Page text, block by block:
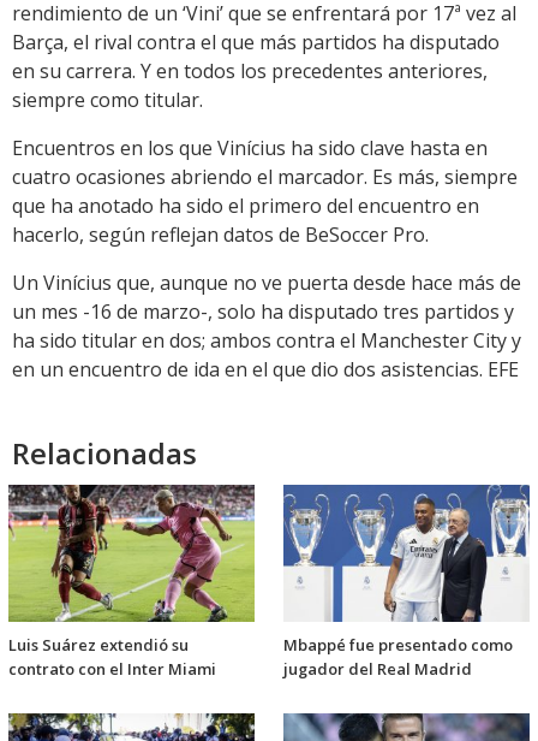
rendimiento de un ‘Vini’ que se enfrentará por 17ª vez al
Barça, el rival contra el que más partidos ha disputado
en su carrera. Y en todos los precedentes anteriores,
siempre como titular.
Encuentros en los que Vinícius ha sido clave hasta en
cuatro ocasiones abriendo el marcador. Es más, siempre
que ha anotado ha sido el primero del encuentro en
hacerlo, según reflejan datos de BeSoccer Pro.
Un Vinícius que, aunque no ve puerta desde hace más de
un mes -16 de marzo-, solo ha disputado tres partidos y
ha sido titular en dos; ambos contra el Manchester City y
en un encuentro de ida en el que dio dos asistencias. EFE
Relacionadas
Luis Suárez extendió su
contrato con el Inter Miami
Mbappé fue presentado como
jugador del Real Madrid